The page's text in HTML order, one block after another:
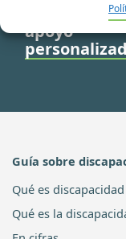
comunidad
apoyo
Guía sobre
Qué es
Qué es la